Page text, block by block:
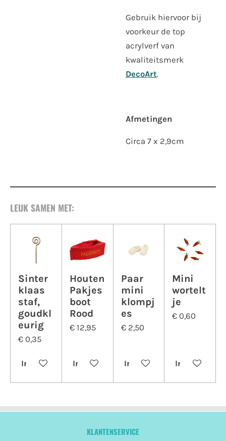
Gebruik hiervoor bij
voorkeur de top
acrylverf van
kwaliteitsmerk
DecoArt.
Afmetingen
Circa 7 x 2,9cm
LEUK SAMEN MET:
Sinter
klaas
staf,
goudkl
eurig
€ 0,35
In winkelwagen
Houten
Pakjes
boot
Rood
€ 12,95
In winkelwagen
Paar
mini
klompj
es
€ 2,50
In winkelwagen
Mini
wortelt
je
€ 0,60
In
KLANTENSERVICE